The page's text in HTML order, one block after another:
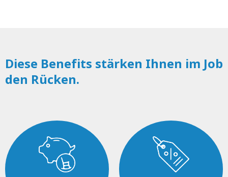
Diese Benefits stärken Ihnen im Job
den Rücken.